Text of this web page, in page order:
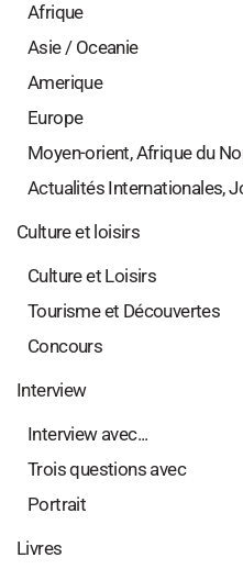
Afrique
Asie / Oceanie
Amerique
Europe
Moyen-orient, Afrique du
Actualités Internationales,
Culture et loisirs
Culture et Loisirs
Tourisme et Découvertes
Concours
Interview
Interview avec...
Trois questions avec
Portrait
Livres